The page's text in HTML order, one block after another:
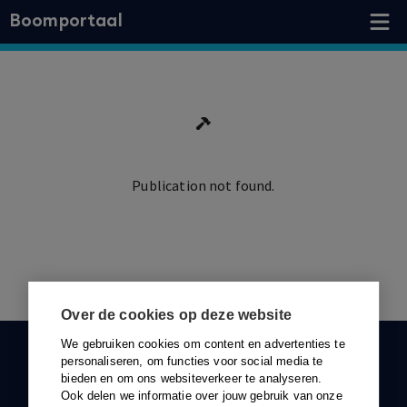
Over de cookies op deze website
We gebruiken cookies om content en advertenties te
personaliseren, om functies voor social media te
bieden en om ons websiteverkeer te analyseren.
Ook delen we informatie over jouw gebruik van onze
Boomportaal
Publication not found.
KLANTENSERVICE
088-0301000